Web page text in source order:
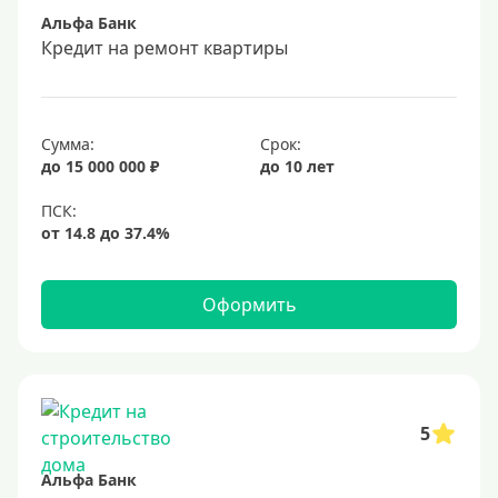
Срок
Долгосрочные
2 года
3 года
4 года
9 лет
10 лет
15 лет
Альфа Банк
Кредит на ремонт квартиры
Сумма:
до 15 000 000 ₽
Срок:
до 10 лет
Оформить
5
Альфа Банк